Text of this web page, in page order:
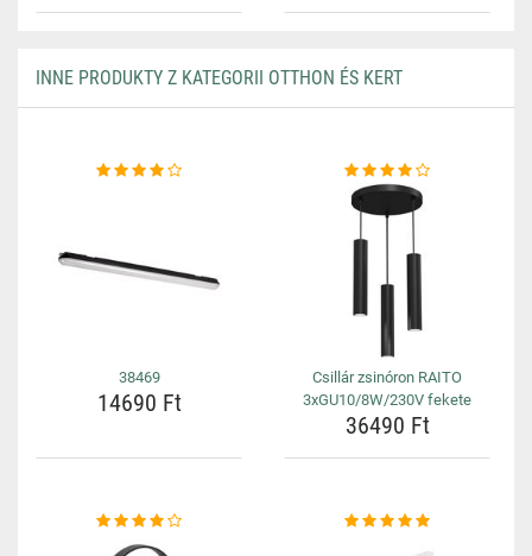
INNE PRODUKTY Z KATEGORII OTTHON ÉS KERT
38469
14690 Ft
Csillár zsinóron RAITO
3xGU10/8W/230V fekete
36490 Ft